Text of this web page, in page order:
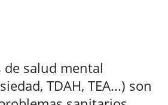
salud mental
TDAH, TEA...) son